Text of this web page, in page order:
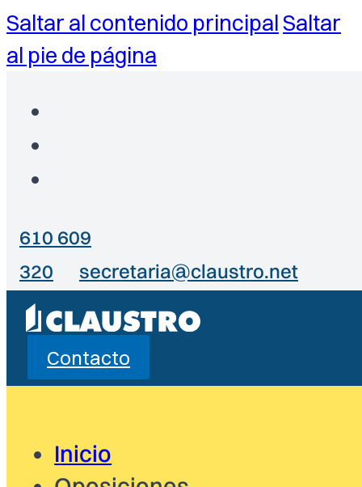
Saltar al contenido principalSaltar
al pie de página
610 609
320
secretaria@claustro.net
Contacto
Inicio